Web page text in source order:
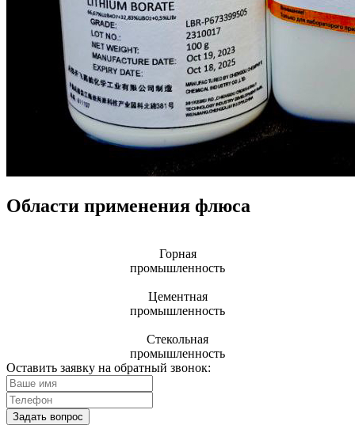
Области применения флюса
Горная
промышленность
Цементная
промышленность
Стекольная
промышленность
Оставить заявку на обратный звонок:
Задать вопрос